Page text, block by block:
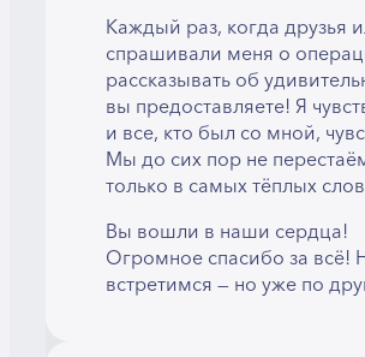
Каждый раз, когда друзья
спрашивали меня о
рассказывать об
вы предоставляете! Я
и все, кто был со мной,
Мы до сих пор не
только в самых тёплых
Вы вошли в наши сердца!
Огромное спасибо за
встретимся — но уже по